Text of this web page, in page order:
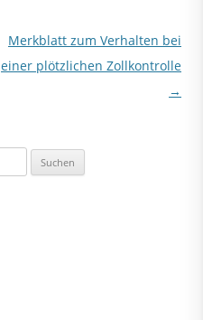
Merkblatt zum Verhalten bei
einer plötzlichen Zollkontrolle
→